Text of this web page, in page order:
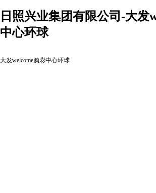
日照兴业集团有限公司-大发
中心环球
大发welcome购彩中心环球